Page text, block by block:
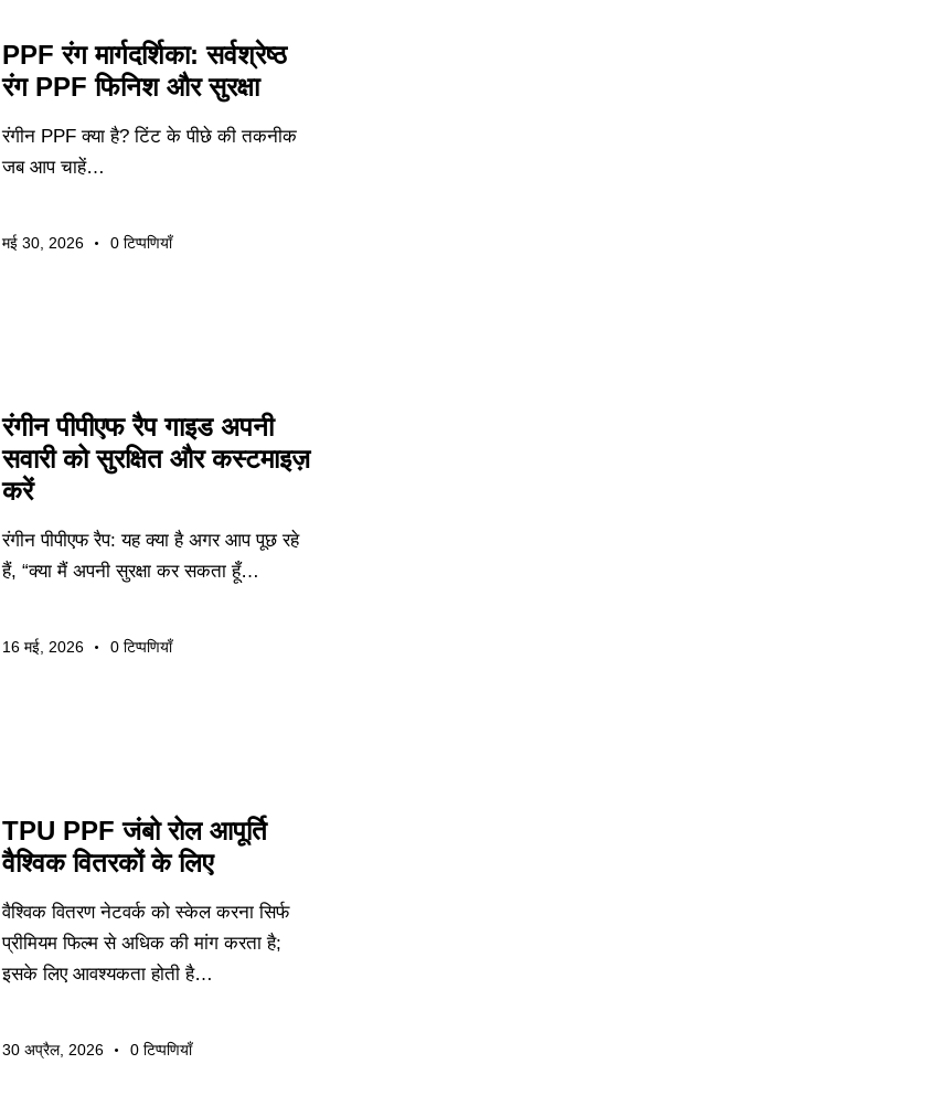
PPF रंग मार्गदर्शिका: सर्वश्रेष्ठ
रंग PPF फिनिश और सुरक्षा
रंगीन PPF क्या है? टिंट के पीछे की तकनीक
जब आप चाहें…
मई 30, 2026 0 टिप्पणियाँ
रंगीन पीपीएफ रैप गाइड अपनी
सवारी को सुरक्षित और कस्टमाइज़
करें
रंगीन पीपीएफ रैप: यह क्या है अगर आप पूछ रहे
हैं, “क्या मैं अपनी सुरक्षा कर सकता हूँ…
16 मई, 2026 0 टिप्पणियाँ
TPU PPF जंबो रोल आपूर्ति
वैश्विक वितरकों के लिए
वैश्विक वितरण नेटवर्क को स्केल करना सिर्फ
प्रीमियम फिल्म से अधिक की मांग करता है;
इसके लिए आवश्यकता होती है…
30 अप्रैल, 2026 0 टिप्पणियाँ